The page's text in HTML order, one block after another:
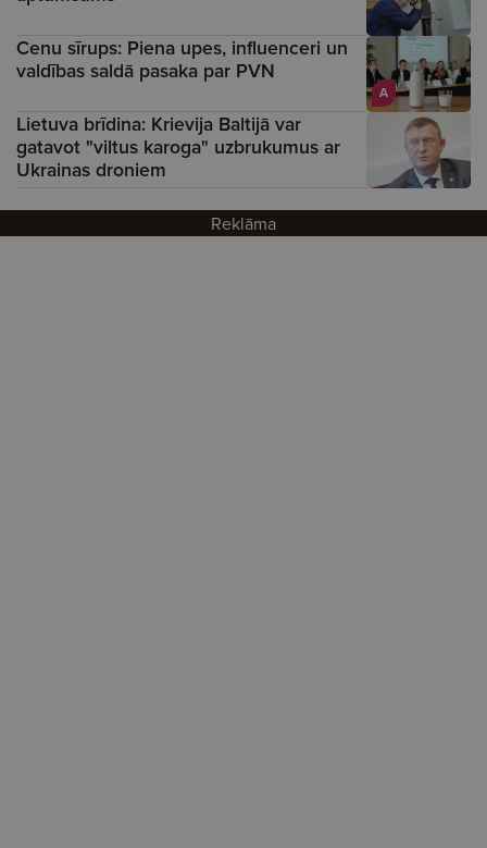
A
Cenu sīrups: Piena upes, influenceri un
valdības saldā pasaka par PVN
Lietuva brīdina: Krievija Baltijā var
gatavot "viltus karoga" uzbrukumus ar
Ukrainas droniem
Reklāma